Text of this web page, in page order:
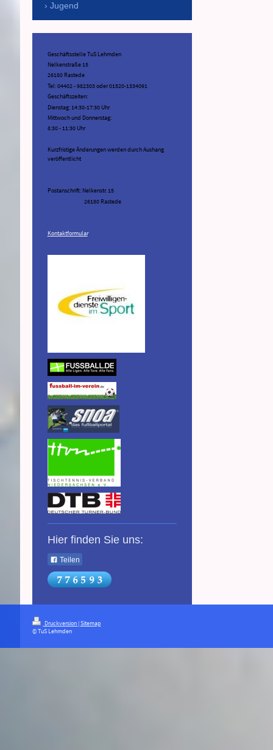
Jugend
Geschäftsstelle TuS Lehmden
Nelkenstraße 15
26180 Rastede
Tel: 04402 - 982303 oder 01520-1334091
Geschäftszeiten:
Dienstag: 14:30-17:30 Uhr
Mittwoch und Donnerstag:
8:30 - 11:30 Uhr
Kurzfristige Änderungen werden durch Aushang
veröffentlicht
Postanschrift: Nelkenstr. 15
26180 Rastede
Kontaktformular.
Hier finden Sie uns:
Teilen
Druckversion Sitemap
© TuS Lehmden